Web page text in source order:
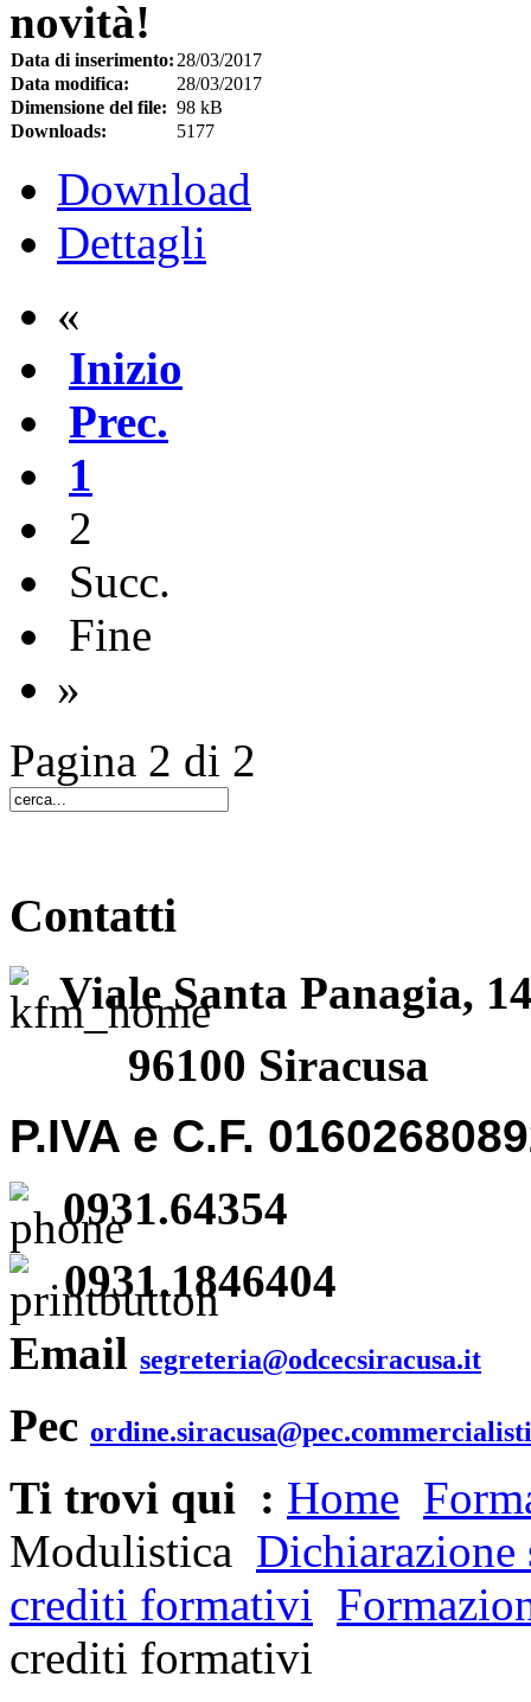
novità!
Data di inserimento: 28/03/2017
Data modifica:
28/03/2017
Dimensione del file: 98 kB
Downloads:
5177
Download
Dettagli
«
Inizio
Prec.
1
2
Succ.
Fine
»
Pagina 2 di 2
Contatti
Viale Santa Panagia,
96100 Siracusa
P.IVA e C.F.
0931.64354
0931.1846404
Email segreteria@odcecsiracusa.it
Pec
Ti trovi qui : Home
Modulistica
crediti formativi
crediti formativi